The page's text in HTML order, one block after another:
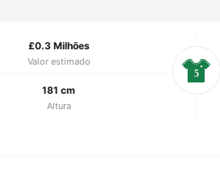
£0.3 Milhões
Valor estimado
181 cm
Altura
5